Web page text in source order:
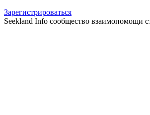
Зарегистрироваться
Seekland Info сообщество взаимопомощи